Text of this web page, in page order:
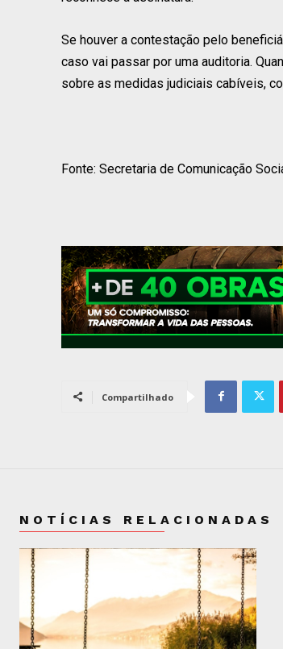
Se houver a contestação pelo
caso vai passar por uma auditoria.
sobre as medidas judiciais cabíveis,
Fonte: Secretaria de Comunicação
Compartilhado
NOTÍCIAS RELACIONADAS